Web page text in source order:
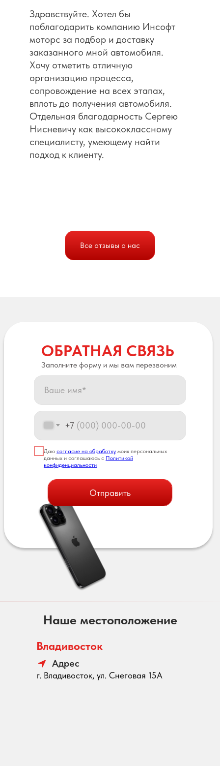
Здравствуйте. Хотел бы
поблагодарить компанию Инсофт
моторс за подбор и доставку
заказанного мной автомобиля.
Хочу отметить отличную
организацию процесса,
сопровождение на всех этапах,
вплоть до получения автомобиля.
Отдельная благодарность Сергею
Нисневичу как высококлассному
специалисту, умеющему найти
подход к клиенту.
Все отзывы о нас
ОБРАТНАЯ СВЯЗЬ
Заполните форму и мы вам перезвоним
+7
Даю согласие на обработку моих персональных
данных и соглашаюсь с Политикой
конфиденциальности
Отправить
Наше местоположение
Владивосток
Адрес
г. Владивосток, ул. Снеговая 15А